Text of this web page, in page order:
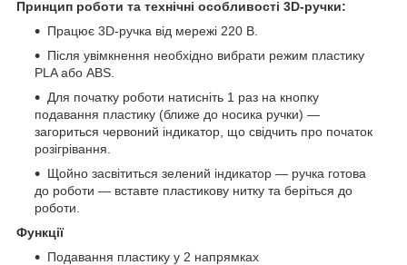
Принцип роботи та технічні особливості 3D-ручки:
Працює 3D-ручка від мережі 220 В.
Після увімкнення необхідно вибрати режим пластику
PLA або ABS.
Для початку роботи натисніть 1 раз на кнопку
подавання пластику (ближе до носика ручки) —
загориться червоний індикатор, що свідчить про початок
розігрівання.
Щойно засвітиться зелений індикатор — ручка готова
до роботи — вставте пластикову нитку та беріться до
роботи.
Функції
Подавання пластику у 2 напрямках